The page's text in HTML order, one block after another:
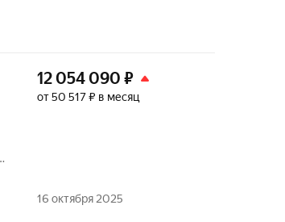
12 054 090 ₽
от 50 517 ₽ в месяц
16 октября 2025